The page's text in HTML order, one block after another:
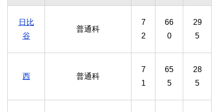
日比
谷
普通科
7
2
66
0
29
5
西 普通科
7
1
65
5
28
5